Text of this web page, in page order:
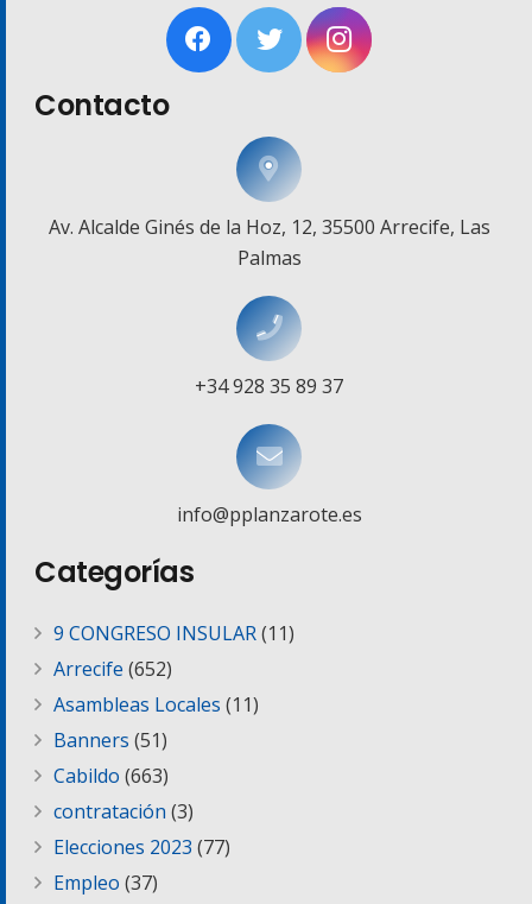
Contacto
Av. Alcalde Ginés de la Hoz, 12, 35500 Arrecife, Las
Palmas
+34 928 35 89 37
info@pplanzarote.es
Categorías
9 CONGRESO INSULAR(11)
Arrecife (652)
Asambleas Locales (11)
Banners (51)
Cabildo (663)
contratación (3)
Elecciones 2023 (77)
Empleo (37)